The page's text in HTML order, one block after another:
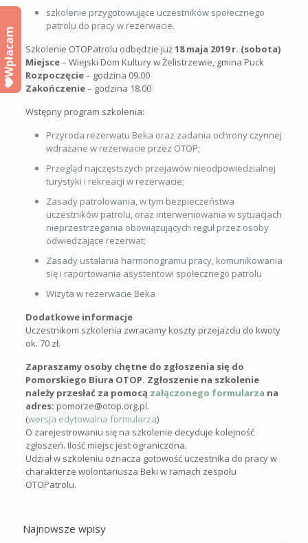
szkolenie przygotowujące uczestników społecznego
patrolu do pracy w rezerwacie.
Szkolenie OTOPatrolu odbędzie już18 maja 2019 r. (sobota)
Miejsce– Wiejski Dom Kultury w Żelistrzewie, gmina Puck
Rozpoczęcie– godzina 09.00
Zakończenie– godzina 18.00
Wstępny program szkolenia:
Przyroda rezerwatu Beka oraz zadania ochrony czynnej
wdrażane w rezerwacie przez OTOP;
Przegląd najczęstszych przejawów nieodpowiedzialnej
turystyki i rekreacji w rezerwacie;
Zasady patrolowania, w tym bezpieczeństwa
uczestników patrolu, oraz interweniowania w sytuacjach
nieprzestrzegania obowiązujących reguł przez osoby
odwiedzające rezerwat;
Zasady ustalania harmonogramu pracy, komunikowania
się i raportowania asystentowi społecznego patrolu
Wizyta w rezerwacie Beka
Dodatkowe informacje
Uczestnikom szkolenia zwracamy koszty przejazdu do kwoty
ok. 70 zł.
Zapraszamy osoby chętne do zgłoszenia się do
Pomorskiego Biura OTOP. Zgłoszenie na szkolenie
należy przesłać za pomocą załączonego formularza na
adres: pomorze@otop.org.pl.
(wersja edytowalna formularza)
O zarejestrowaniu się na szkolenie decyduje kolejność
zgłoszeń. Ilość miejsc jest ograniczona.
Udział w szkoleniu oznacza gotowość uczestnika do pracy w
charakterze wolontariusza Beki w ramach zespołu
OTOPatrolu.
Najnowsze wpisy
Wpłacam